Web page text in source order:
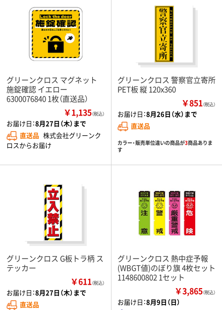
グリーンクロス マグネット
施錠確認 イエロー
6300076840 1枚（直送品）
￥1,135（税込）
お届け日：8月27日（木）まで
直送品 株式会社グリーンク
ロスからお届け
グリーンクロス 警察官立寄所
PET板 縦 120x360
￥851（税込）
お届け日：8月26日（水）まで
直送品
カラー・販売単位違いの商品が3商品ありま
す
グリーンクロス G板トラ柄 ス
テッカー
￥611（税込）
お届け日：8月27日（木）まで
直送品
グリーンクロス 熱中症予報
(WBGT値)のぼり旗 4枚セット
1148600802 1セット
￥3,865（税込）
お届け日：8月9日（日）